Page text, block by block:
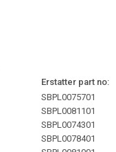
Erstatter part no:
SBPL0075701
SBPL0081101
SBPL0074301
SBPL0078401